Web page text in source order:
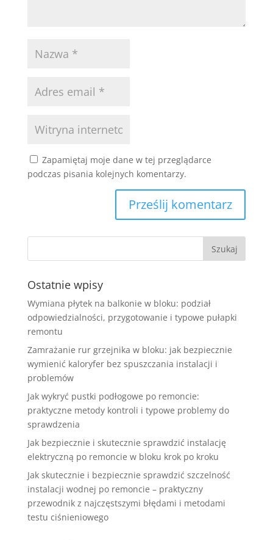
Zapamiętaj moje dane w tej przeglądarce
podczas pisania kolejnych komentarzy.
Ostatnie wpisy
Wymiana płytek na balkonie w bloku: podział
odpowiedzialności, przygotowanie i typowe pułapki
remontu
Zamrażanie rur grzejnika w bloku: jak bezpiecznie
wymienić kaloryfer bez spuszczania instalacji i
problemów
Jak wykryć pustki podłogowe po remoncie:
praktyczne metody kontroli i typowe problemy do
sprawdzenia
Jak bezpiecznie i skutecznie sprawdzić instalację
elektryczną po remoncie w bloku krok po kroku
Jak skutecznie i bezpiecznie sprawdzić szczelność
instalacji wodnej po remoncie – praktyczny
przewodnik z najczęstszymi błędami i metodami
testu ciśnieniowego